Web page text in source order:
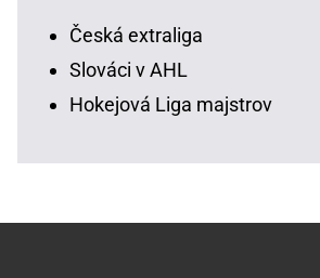
Česká extraliga
Slováci v AHL
Hokejová Liga majstrov